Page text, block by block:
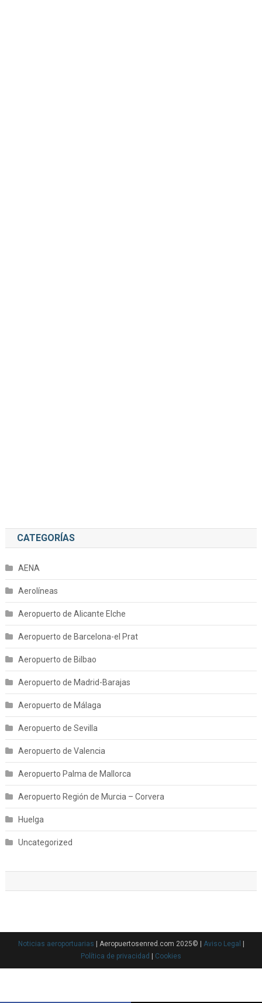
CATEGORÍAS
AENA
Aerolíneas
Aeropuerto de Alicante Elche
Aeropuerto de Barcelona-el Prat
Aeropuerto de Bilbao
Aeropuerto de Madrid-Barajas
Aeropuerto de Málaga
Aeropuerto de Sevilla
Aeropuerto de Valencia
Aeropuerto Palma de Mallorca
Aeropuerto Región de Murcia – Corvera
Huelga
Uncategorized
Noticias aeroportuarias | Aeropuertosenred.com 2025© | Aviso Legal
Política de privacidad
Cookies